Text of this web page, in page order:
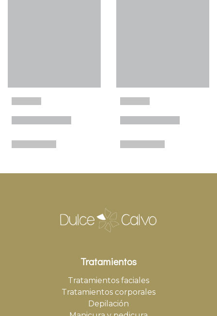
Tratamientos
Tratamientos faciales
Tratamientos corporales
Depilación